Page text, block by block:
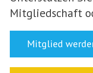
Mitgliedschaft
Mitglied